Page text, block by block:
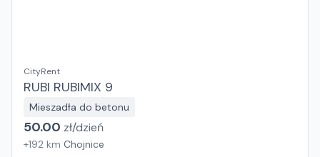
CityRent
RUBI RUBIMIX 9
Mieszadła do betonu
50.00 zł/dzień
+192 km Chojnice